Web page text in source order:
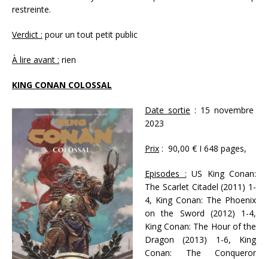
restreinte.
Verdict : pour un tout petit public
À lire avant : rien
KING CONAN COLOSSAL
Date sortie : 15 novembre
2023
Prix : 90,00 € I 648 pages,
Episodes : US King Conan:
The Scarlet Citadel (2011) 1-
4, King Conan: The Phoenix
on the Sword (2012) 1-4,
King Conan: The Hour of the
Dragon (2013) 1-6, King
Conan: The Conqueror